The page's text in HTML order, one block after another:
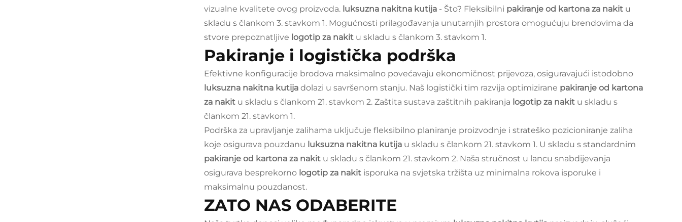
vizualne kvalitete ovog proizvoda. luksuzna nakitna kutija - Što? Fleksibilni pakiranje od kartona za nakit u
skladu s člankom 3. stavkom 1. Mogućnosti prilagođavanja unutarnjih prostora omogućuju brendovima da
stvore prepoznatljive logotip za nakit u skladu s člankom 3. stavkom 1.
Pakiranje i logistička podrška
Efektivne konfiguracije brodova maksimalno povećavaju ekonomičnost prijevoza, osiguravajući istodobno
luksuzna nakitna kutija dolazi u savršenom stanju. Naš logistički tim razvija optimizirane pakiranje od kartona
za nakit u skladu s člankom 21. stavkom 2. Zaštita sustava zaštitnih pakiranja logotip za nakit u skladu s
člankom 21. stavkom 1.
Podrška za upravljanje zalihama uključuje fleksibilno planiranje proizvodnje i strateško pozicioniranje zaliha
koje osigurava pouzdanu luksuzna nakitna kutija u skladu s člankom 21. stavkom 1. U skladu s standardnim
pakiranje od kartona za nakit u skladu s člankom 21. stavkom 2. Naša stručnost u lancu snabdijevanja
osigurava besprekorno logotip za nakit isporuka na svjetska tržišta uz minimalna rokova isporuke i
maksimalnu pouzdanost.
ZATO NAS ODABERITE